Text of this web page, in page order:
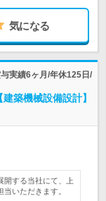
気になる
実績6ヶ月/年休125日/
築機械設備設計】
開する当社にて、上
いただきます。